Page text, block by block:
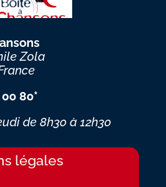
Zola
00 80*
de 8h30 à 12h30
légales